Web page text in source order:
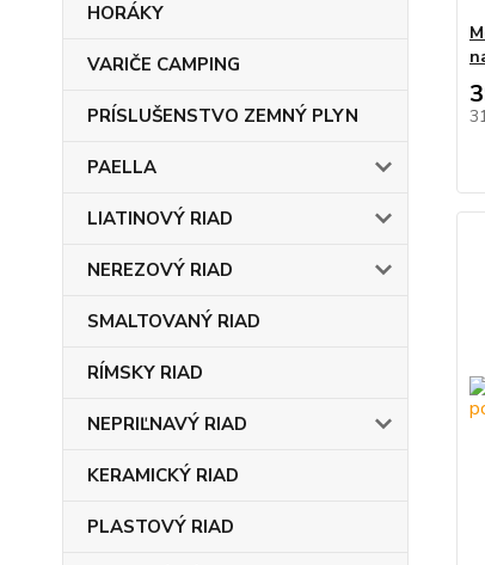
HORÁKY
VARIČE CAMPING
PRÍSLUŠENSTVO ZEMNÝ PLYN
PAELLA
LIATINOVÝ RIAD
NEREZOVÝ RIAD
SMALTOVANÝ RIAD
RÍMSKY RIAD
NEPRIĽNAVÝ RIAD
KERAMICKÝ RIAD
PLASTOVÝ RIAD